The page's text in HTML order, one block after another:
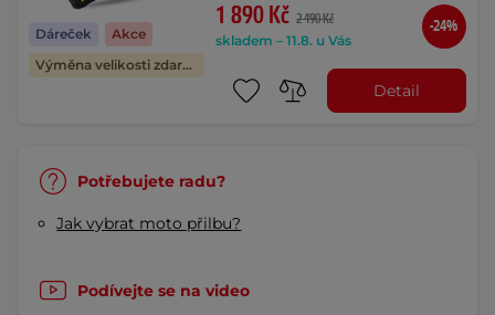
Dáreček
Akce
Výměna velikosti zdarma
1 890 Kč 2 490 Kč
skladem – 11.8. u Vás
-24%
Detail
Potřebujete radu?
Jak vybrat moto přilbu?
Podívejte se na video